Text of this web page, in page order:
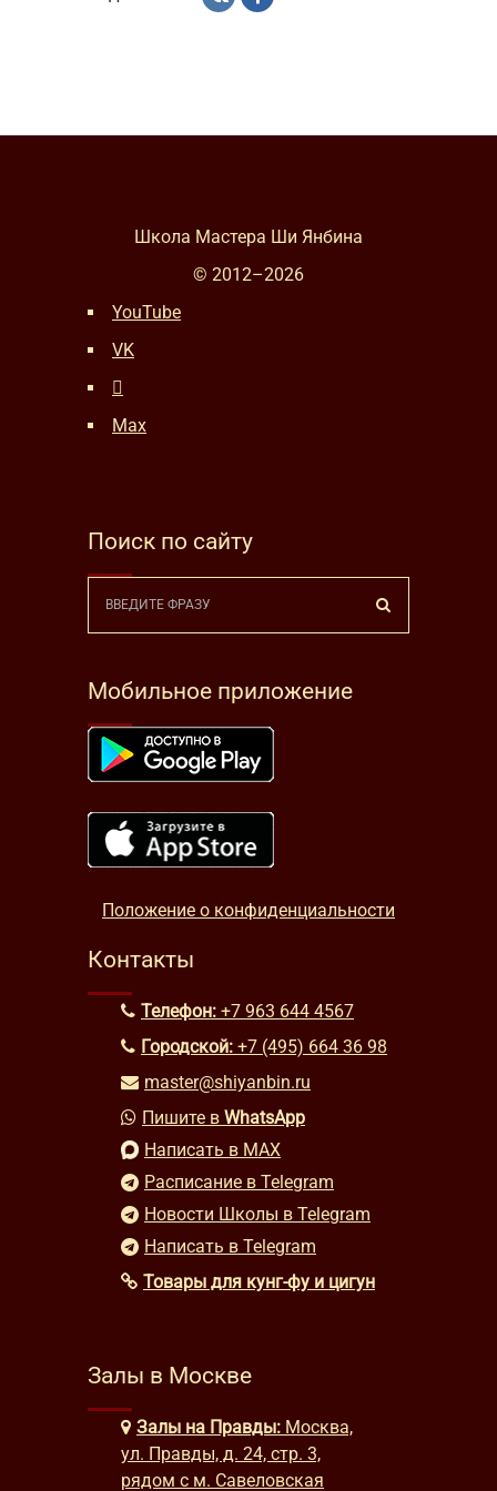
Школа Мастера Ши Янбина
© 2012–2026
YouTube
VK
Max
Поиск по сайту
Мобильное приложение
Положение о конфиденциальности
Контакты
Телефон: +7 963 644 4567
Городской: +7 (495) 664 36 98
master@shiyanbin.ru
Пишите в WhatsApp
Написать в MAX
Расписание в Telegram
Новости Школы в Telegram
Написать в Telegram
Товары для кунг-фу и цигун
Залы в Москве
Залы на Правды: Москва,
ул. Правды, д. 24, стр. 3,
рядом с м. Савеловская